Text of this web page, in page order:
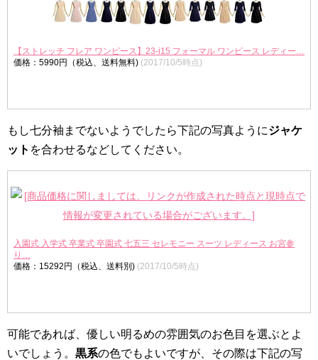
【ストレッチ フレア ワンピース】23-i15 フォーマル ワンピース レディー…
価格：5990円（税込、送料無料) (2017/10/5時点)
もし七分袖までないようでしたら下記の写真ようにジャケ
ット を合わせるなどしてください。
入園式 入学式 卒業式 卒園式 七五三 セレモニー スーツ レディース お宮参
り…
価格：15292円（税込、送料別) (2017/10/5時点)
可能であれば、優しい明るめの雰囲気のお色目を選ぶとよ
いでしょう。 黒系の色でもよいですが、その際は下記の写